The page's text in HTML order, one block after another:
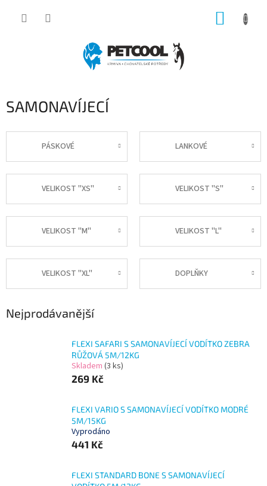
SAMONAVÍJECÍ
PÁSKOVÉ LANKOVÉ
VELIKOST "XS" VELIKOST "S"
VELIKOST "M" VELIKOST "L"
VELIKOST "XL" DOPLŇKY
Nejprodávanější
FLEXI SAFARI S SAMONAVÍJECÍ VODÍTKO ZEBRA
RŮŽOVÁ 5M/12KG
Skladem (3 ks)
269 Kč
FLEXI VARIO S SAMONAVÍJECÍ VODÍTKO MODRÉ
5M/15KG
Vyprodáno
441 Kč
FLEXI STANDARD BONE S SAMONAVÍJECÍ